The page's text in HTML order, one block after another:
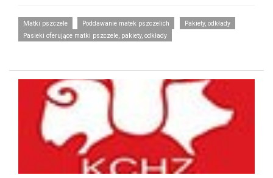
Matki pszczele Poddawanie matek pszczelich
Pakiety, odkłady
Pasieki oferujące matki pszczele, pakiety, odkłady